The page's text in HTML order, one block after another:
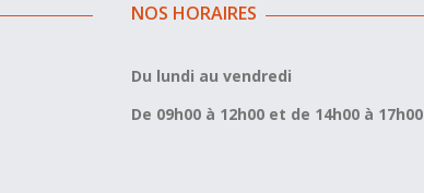
NOS HORAIRES
Du lundi au vendredi
De 09h00 à 12h00 et de 14h00 à 17h00